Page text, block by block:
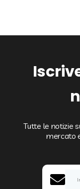
Tutte le notizie
mercato